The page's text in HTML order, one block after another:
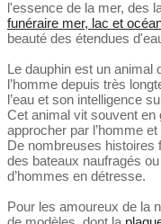
l'essence de la mer, des
funéraire mer, lac et
beauté des étendues
Le dauphin est un animal
l’homme depuis très
l’eau et son intelligence
Cet animal vit souvent
approcher par l’homme
De nombreuses histoires
des bateaux naufragés
d’hommes en détresse.
Pour les amoureux de la